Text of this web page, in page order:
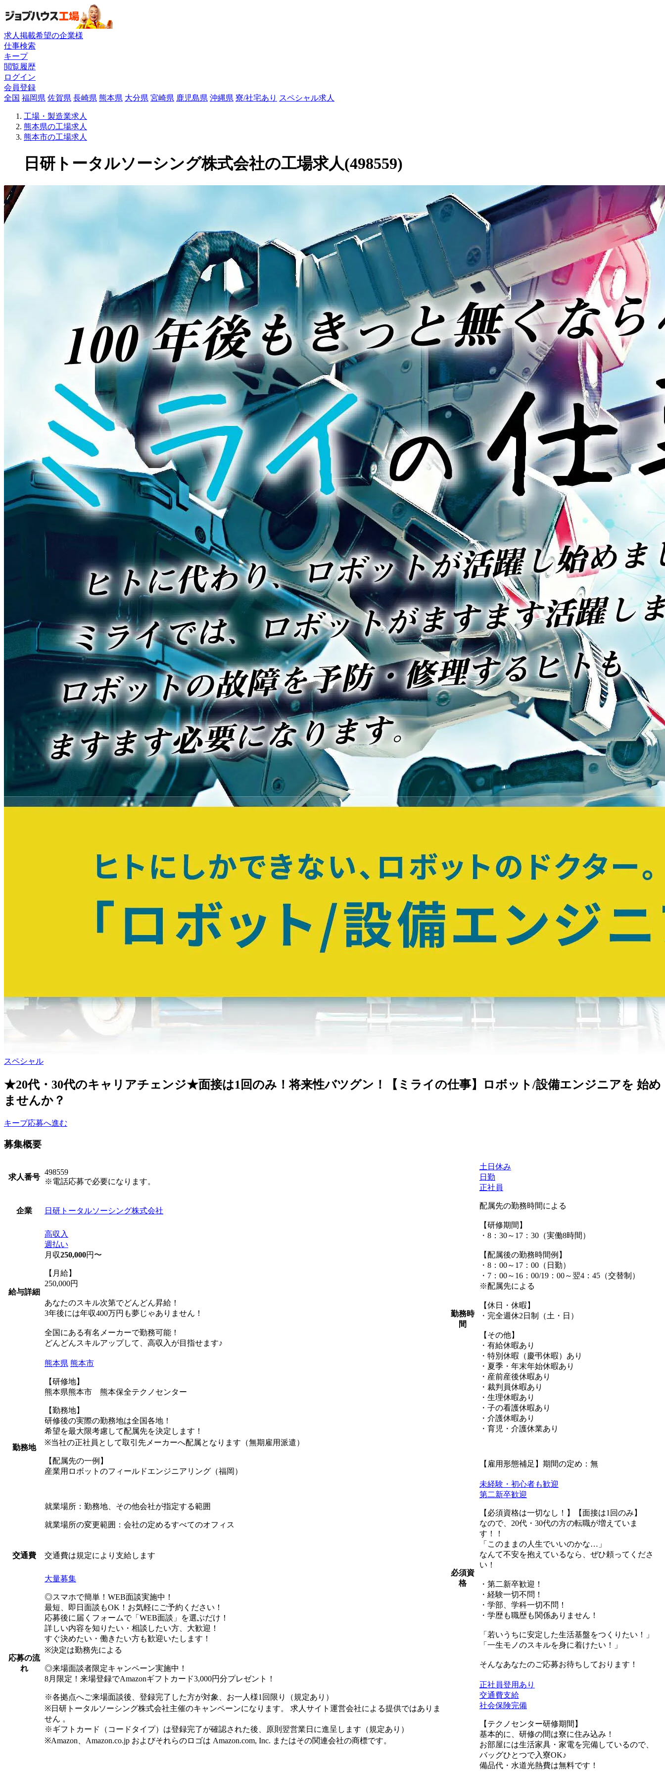
求人掲載希望の企業様
仕事検索
キープ
閲覧履歴
ログイン
会員登録
全国 福岡県 佐賀県 長崎県 熊本県 大分県 宮崎県 鹿児島県 沖縄県 寮/社宅あり スペシャル求人
工場・製造業求人
熊本県の工場求人
熊本市の工場求人
日研トータルソーシング株式会社の工場求人(498559)
スペシャル
★20代・30代のキャリアチェンジ★面接は1回のみ！将来性バツグン！【ミライの仕事】ロボット/設備エンジニアを 始め
ませんか？
キープ応募へ進む
募集概要
求人番号
498559
※電話応募で必要になります。
企業 日研トータルソーシング株式会社
給与詳細
高収入
週払い
月収250,000円〜
【月給】
250,000円
あなたのスキル次第でどんどん昇給！
3年後には年収400万円も夢じゃありません！
全国にある有名メーカーで勤務可能！
どんどんスキルアップして、高収入が目指せます♪
勤務地
熊本県 熊本市
【研修地】
熊本県熊本市 熊本保全テクノセンター
【勤務地】
研修後の実際の勤務地は全国各地！
希望を最大限考慮して配属先を決定します！
※当社の正社員として取引先メーカーへ配属となります（無期雇用派遣）
【配属先の一例】
産業用ロボットのフィールドエンジニアリング（福岡）
就業場所：勤務地、その他会社が指定する範囲
就業場所の変更範囲：会社の定めるすべてのオフィス
交通費 交通費は規定により支給します
応募の流
れ
大量募集
◎スマホで簡単！WEB面談実施中！
最短、即日面談もOK！お気軽にご予約ください！
応募後に届くフォームで「WEB面談」を選ぶだけ！
詳しい内容を知りたい・相談したい方、大歓迎！
すぐ決めたい・働きたい方も歓迎いたします！
※決定は勤務先による
◎来場面談者限定キャンペーン実施中！
8月限定！来場登録でAmazonギフトカード3,000円分プレゼント！
※各拠点へご来場面談後、登録完了した方が対象、お一人様1回限り（規定あり）
※日研トータルソーシング株式会社主催のキャンペーンになります。 求人サイト運営会社による提供ではありま
せん 。
※ギフトカード（コードタイプ）は登録完了が確認された後、原則翌営業日に進呈します（規定あり）
※Amazon、Amazon.co.jp およびそれらのロゴは Amazon.com, Inc. またはその関連会社の商標です。
勤務時
間
土日休み
日勤
正社員
配属先の勤務時間による
【研修期間】
・8：30～17：30（実働8時間）
【配属後の勤務時間例】
・8：00～17：00（日勤）
・7：00～16：00/19：00～翌4：45（交替制）
※配属先による
【休日・休暇】
・完全週休2日制（土・日）
【その他】
・有給休暇あり
・特別休暇（慶弔休暇）あり
・夏季・年末年始休暇あり
・産前産後休暇あり
・裁判員休暇あり
・生理休暇あり
・子の看護休暇あり
・介護休暇あり
・育児・介護休業あり
【雇用形態補足】期間の定め：無
必須資
格
未経験・初心者も歓迎
第二新卒歓迎
【必須資格は一切なし！】【面接は1回のみ】
なので、20代・30代の方の転職が増えていま
す！！
「このままの人生でいいのかな…」
なんて不安を抱えているなら、ぜひ頼ってくださ
い！
・第二新卒歓迎！
・経験一切不問！
・学部、学科一切不問！
・学歴も職歴も関係ありません！
「若いうちに安定した生活基盤をつくりたい！」
「一生モノのスキルを身に着けたい！」
そんなあなたのご応募お待ちしております！
正社員登用あり
交通費支給
社会保険完備
【テクノセンター研修期間】
基本的に、研修の間は寮に住み込み！
お部屋には生活家具・家電を完備しているので、
バッグひとつで入寮OK♪
備品代・水道光熱費は無料です！